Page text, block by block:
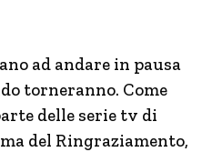
ad andare in pausa
torneranno. Come
delle serie tv di
del Ringraziamento,